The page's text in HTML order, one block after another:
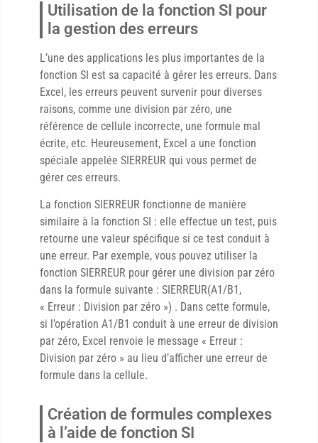
Utilisation de la fonction SI pour
la gestion des erreurs
L’une des applications les plus importantes de la
fonction SI est sa capacité à gérer les erreurs. Dans
Excel, les erreurs peuvent survenir pour diverses
raisons, comme une division par zéro, une
référence de cellule incorrecte, une formule mal
écrite, etc. Heureusement, Excel a une fonction
spéciale appelée SIERREUR qui vous permet de
gérer ces erreurs.
La fonction SIERREUR fonctionne de manière
similaire à la fonction SI : elle effectue un test, puis
retourne une valeur spécifique si ce test conduit à
une erreur. Par exemple, vous pouvez utiliser la
fonction SIERREUR pour gérer une division par zéro
dans la formule suivante : SIERREUR(A1/B1,
« Erreur : Division par zéro ») . Dans cette formule,
si l’opération A1/B1 conduit à une erreur de division
par zéro, Excel renvoie le message « Erreur :
Division par zéro » au lieu d’afficher une erreur de
formule dans la cellule.
Création de formules complexes
à l’aide de fonction SI